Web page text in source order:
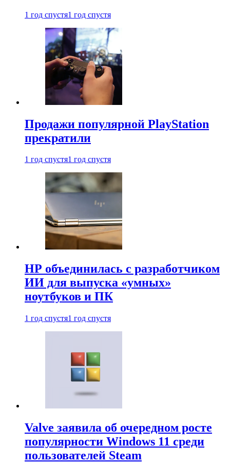
1 год спустя1 год спустя
Продажи популярной PlayStation
прекратили
1 год спустя1 год спустя
HP объединилась с разработчиком
ИИ для выпуска «умных»
ноутбуков и ПК
1 год спустя1 год спустя
Valve заявила об очередном росте
популярности Windows 11 среди
пользователей Steam